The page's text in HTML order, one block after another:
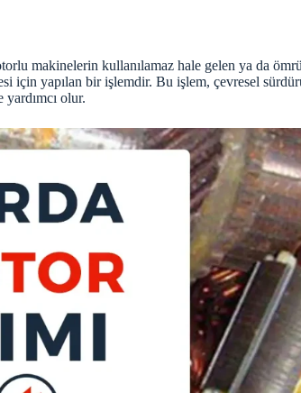
makinelerin kullanılamaz hale gelen ya da
için yapılan bir işlemdir. Bu işlem, çevresel
yardımcı olur.